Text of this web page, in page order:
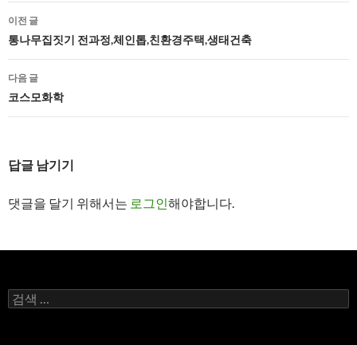
글
네
비
게
이
션
이전 글
통나무집짓기 전과정,체인톱,친환경주택,생태건축
다음 글
코스모화학
답글 남기기
댓글을 달기 위해서는 로그인해야합니다.
검
색: